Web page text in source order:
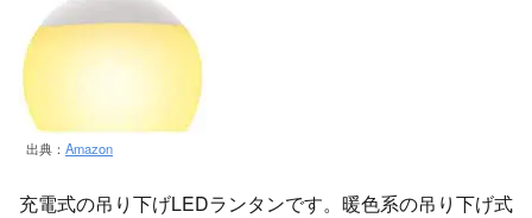
出典： Amazon
充電式の吊り下げLEDランタンです。暖色系の吊り下げ式